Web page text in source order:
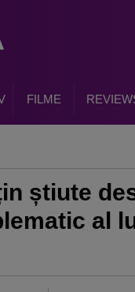
FILME
știute
al